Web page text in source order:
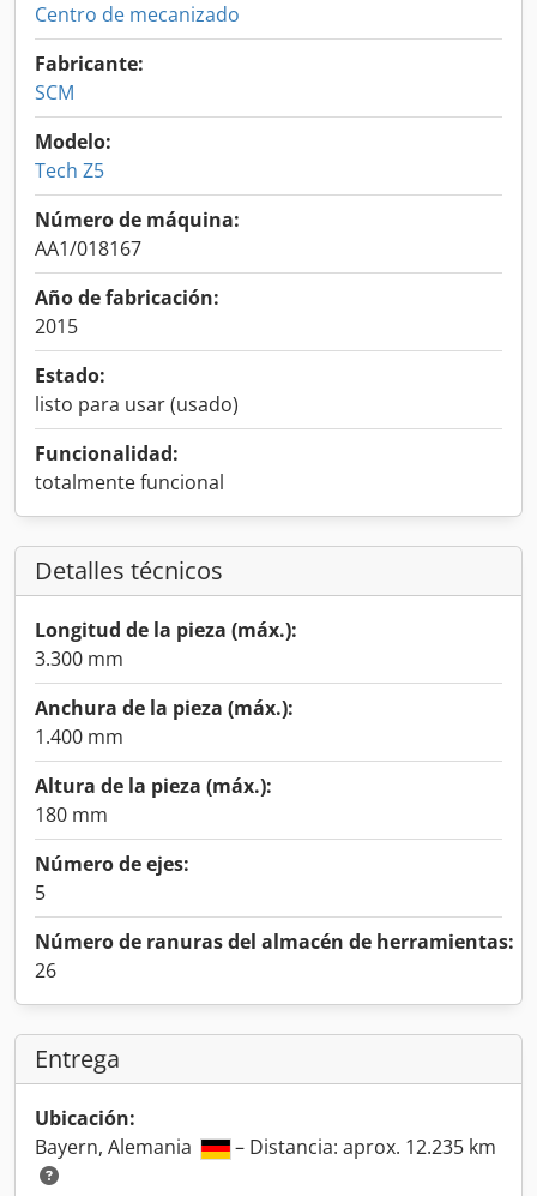
Centro de mecanizado
Fabricante:
SCM
Modelo:
Tech Z5
Número de máquina:
AA1/018167
Año de fabricación:
2015
Estado:
listo para usar (usado)
Funcionalidad:
totalmente funcional
Detalles técnicos
Longitud de la pieza (máx.):
3.300 mm
Anchura de la pieza (máx.):
1.400 mm
Altura de la pieza (máx.):
180 mm
Número de ejes:
5
Número de ranuras del almacén de herramientas:
26
Entrega
Ubicación:
Bayern, Alemania
– Distancia: aprox. 12.235 km